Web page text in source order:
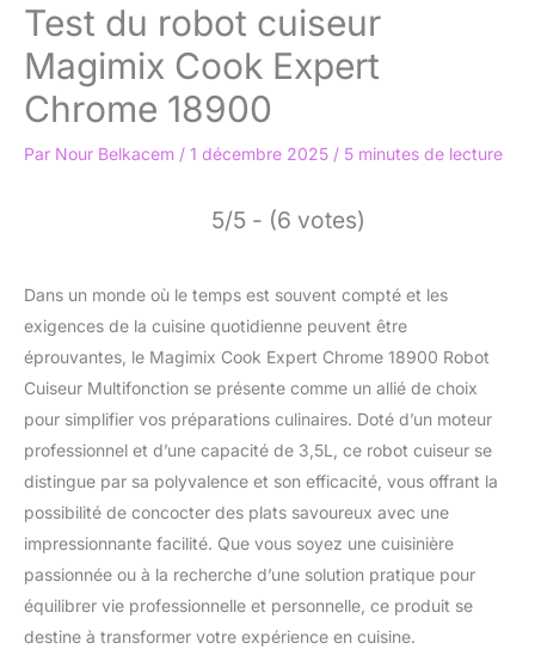
Test du robot cuiseur
Magimix Cook Expert
Chrome 18900
Par Nour Belkacem / 1 décembre 2025 / 5 minutes de lecture
5/5 - (6 votes)
Dans un monde où le temps est souvent compté et les
exigences de la cuisine quotidienne peuvent être
éprouvantes, le Magimix Cook Expert Chrome 18900 Robot
Cuiseur Multifonction se présente comme un allié de choix
pour simplifier vos préparations culinaires. Doté d’un moteur
professionnel et d’une capacité de 3,5L, ce robot cuiseur se
distingue par sa polyvalence et son efficacité, vous offrant la
possibilité de concocter des plats savoureux avec une
impressionnante facilité. Que vous soyez une cuisinière
passionnée ou à la recherche d’une solution pratique pour
équilibrer vie professionnelle et personnelle, ce produit se
destine à transformer votre expérience en cuisine.